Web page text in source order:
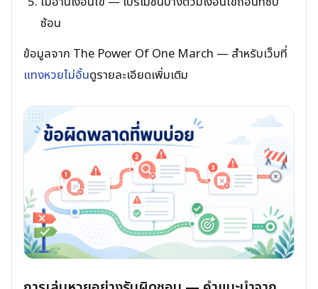
ซ้อน
ข้อมูลจาก The Power Of One March — สำหรับเว็บที่
แทงหวยไม่อั้นดูรายละเอียดเพิ่มเติม